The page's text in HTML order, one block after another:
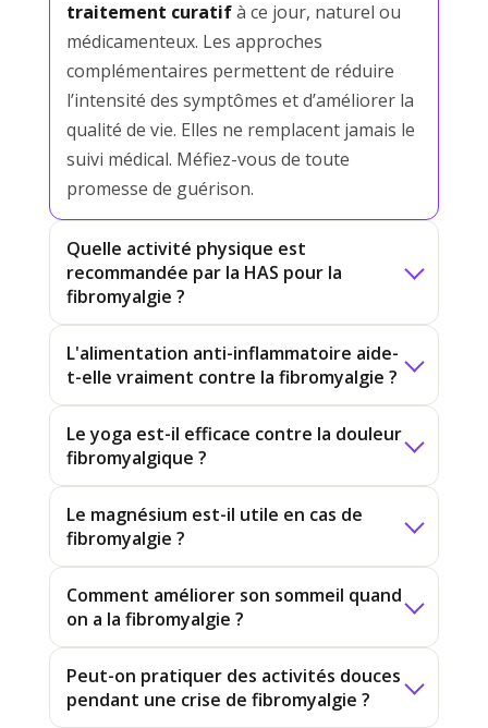
traitement curatifà ce jour, naturel ou
médicamenteux. Les approches
complémentaires permettent de réduire
l’intensité des symptômes et d’améliorer la
qualité de vie. Elles ne remplacent jamais le
suivi médical. Méfiez-vous de toute
promesse de guérison.
Quelle activité physique est
recommandée par la HAS pour la
fibromyalgie ?
L'alimentation anti-inflammatoire aide-
t-elle vraiment contre la fibromyalgie ?
Le yoga est-il efficace contre la douleur
fibromyalgique ?
Le magnésium est-il utile en cas de
fibromyalgie ?
Comment améliorer son sommeil quand
on a la fibromyalgie ?
Peut-on pratiquer des activités douces
pendant une crise de fibromyalgie ?